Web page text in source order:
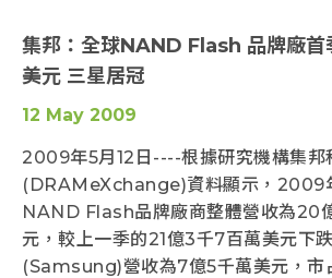
集邦：全球NAND Flash 品牌廠
美元 三星居冠
12 May 2009
2009年5月12日----根據研究機構集邦
(DRAMeXchange)資料顯示，2009
NAND Flash品牌廠商整體營收為20
元，較上一季的21億3千7百萬美元下
(Samsung)營收為7億5千萬美元，市